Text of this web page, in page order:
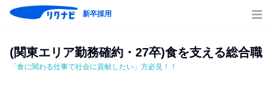
新卒採用
(関東エリア勤務確約・27卒)食を支える総合職
「⾷に関わる仕事で社会に貢献したい」方必見！！